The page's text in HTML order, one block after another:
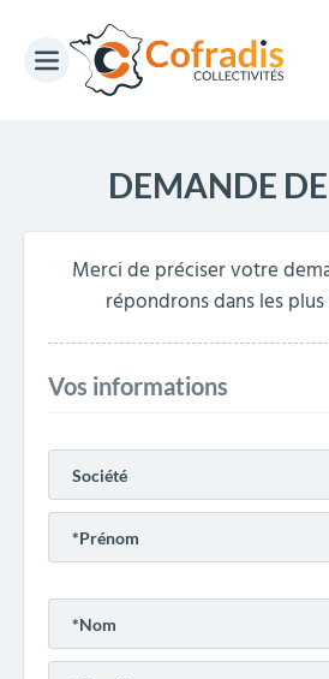
DEMANDE
Merci de préciser votre
répondrons dans les
Vos informations